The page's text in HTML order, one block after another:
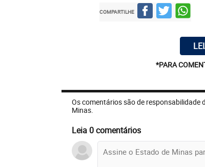
COMPARTILHE
*PARA
Os comentários são de responsabilidade
Minas.
Leia 0 comentários